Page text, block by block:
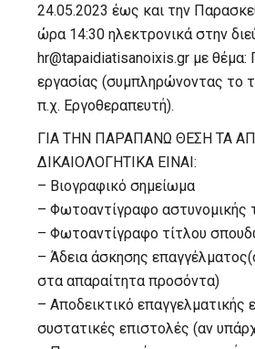
24.05.2023 έως και την
ώρα 14:30 ηλεκτρονικά στην
hr@tapaidiatisanoixis.gr με θέμα:
εργασίας (συμπληρώνοντας το
π.χ. Εργοθεραπευτή).
ΓΙΑ ΤΗΝ ΠΑΡΑΠΑΝΩ ΘΕΣΗ ΤΑ
ΔΙΚΑΙΟΛΟΓΗΤΙΚΑ ΕΙΝΑΙ:
– Βιογραφικό σημείωμα
– Φωτοαντίγραφο αστυνομικής
– Φωτοαντίγραφο τίτλου
– Άδεια άσκησης
στα απαραίτητα προσόντα)
– Αποδεικτικό επαγγελματικής
συστατικές επιστολές (αν